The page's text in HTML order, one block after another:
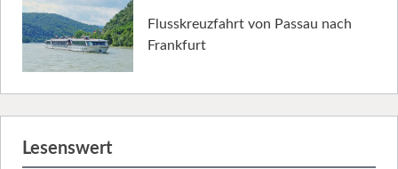
Flusskreuzfahrt von Passau nach
Frankfurt
Lesenswert